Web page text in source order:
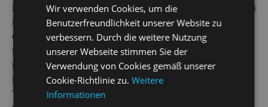
Hochschule für Musik Carl Maria von Weber in Dresden bei
Prof. Yamina Maamar, sowie in der Liedklasse von Prof. KS
Olaf Bär und schließt an dieses nun ihr
Meisterklassenstudium an.
Ihre Ausbildung ergänzt sie u.a. durch Meisterkurse bei
Prof. KS Christiane Iven, Bo Skovhus, Marcel Boone, Paul
Triepels, Will Humburg und Daniel Heide.
Wir verwenden Cookies, um die
Benutzerfreundlichkeit unserer Website zu
verbessern. Durch die weitere Nutzung
unserer Webseite stimmen Sie der
Verwendung von Cookies gemäß unserer
Cookie-Richtlinie zu.Weitere
Informationen